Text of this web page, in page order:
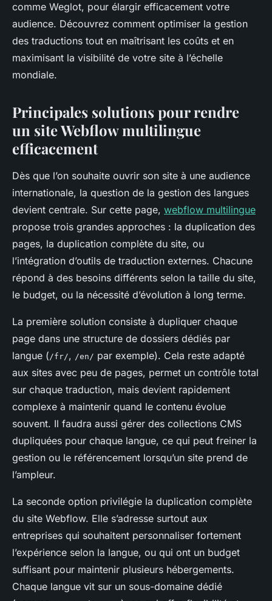
comme Weglot, pour élargir efficacement votre
audience. Découvrez comment optimiser la gestion
des traductions tout en maîtrisant les coûts et en
maximisant la visibilité de votre site à l’échelle
mondiale.
Principales solutions pour rendre
un site Webflow multilingue
efficacement
Dès que l’on souhaite ouvrir son site à une audience
internationale, la question de la gestion des langues
devient centrale. Sur cette page, webflow multilingue
propose trois grandes approches : la duplication des
pages, la duplication complète du site, ou
l’intégration d’outils de traduction externes. Chacune
répond à des besoins différents selon la taille du site,
le budget, ou la nécessité d’évolution à long terme.
La première solution consiste à dupliquer chaque
page dans une structure de dossiers dédiés par
langue (/fr/, /en/ par exemple). Cela reste adapté
aux sites avec peu de pages, permet un contrôle total
sur chaque traduction, mais devient rapidement
complexe à maintenir quand le contenu évolue
souvent. Il faudra aussi gérer des collections CMS
dupliquées pour chaque langue, ce qui peut freiner la
gestion ou le référencement lorsqu’un site prend de
l’ampleur.
La seconde option privilégie la duplication complète
du site Webflow. Elle s’adresse surtout aux
entreprises qui souhaitent personnaliser fortement
l’expérience selon la langue, ou qui ont un budget
suffisant pour maintenir plusieurs hébergements.
Chaque langue vit sur un sous-domaine dédié